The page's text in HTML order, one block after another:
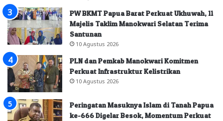
PW BKMT Papua Barat Perkuat Ukhuwah, 11
Majelis Taklim Manokwari Selatan Terima
Santunan
10 Agustus 2026
PLN dan Pemkab Manokwari Komitmen
Perkuat Infrastruktur Kelistrikan
10 Agustus 2026
Peringatan Masuknya Islam di Tanah Papua
ke-666 Digelar Besok, Momentum Perkuat